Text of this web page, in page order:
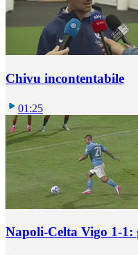
Chivu incontentabile
01:25
Napoli-Celta Vigo 1-